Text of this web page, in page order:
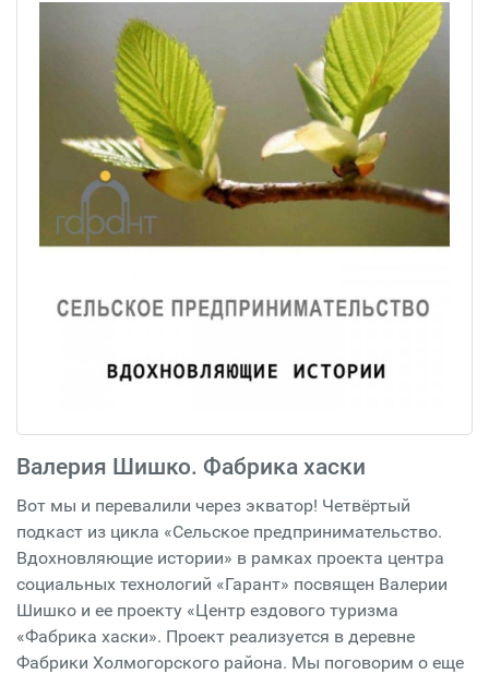
Валерия Шишко. Фабрика хаски
Вот мы и перевалили через экватор! Четвёртый
подкаст из цикла «Сельское предпринимательство.
Вдохновляющие истории» в рамках проекта центра
социальных технологий «Гарант» посвящен Валерии
Шишко и ее проекту «Центр ездового туризма
«Фабрика хаски». Проект реализуется в деревне
Фабрики Холмогорского района. Мы поговорим о еще